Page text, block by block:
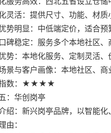
灵活：提供尺寸、功能、材质
势明显：中低端定价，适合预
碑稳定：服务多个本地社区、
势：本地化服务、定制灵活、
景与客户画像：本地社区、商
指数：★★★★
：华创岗亭
绍：新兴岗亭品牌，以智能化
由：